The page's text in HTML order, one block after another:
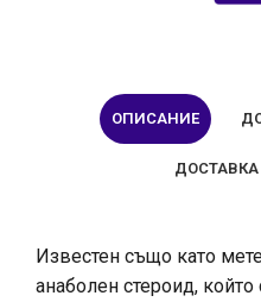
ОПИСАНИЕ
Известен също като
анаболен стероид,